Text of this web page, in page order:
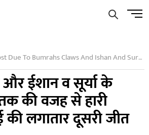
Menu
Bumrahs Claws And Ishan And Suryas Stormy Half Centuries Mumbais Second Consecutive Win
ईशान व सूर्या के
की वजह से हारी
लगातार दूसरी जीत